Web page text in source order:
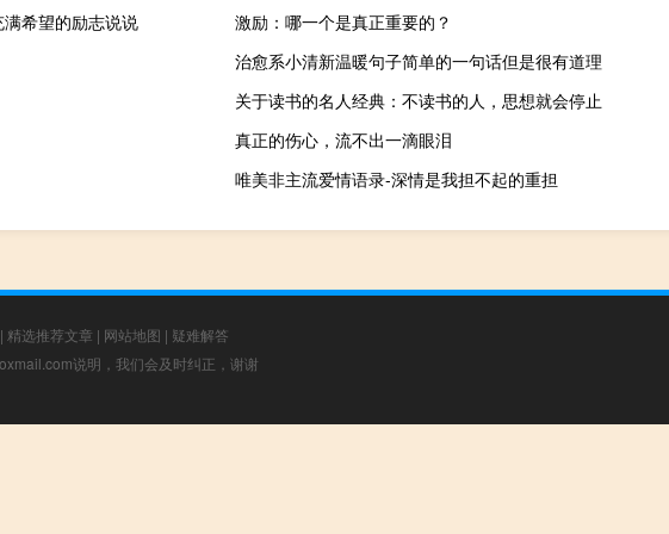
希望的励志说说
激励：哪一个是真正重要的？
治愈系小清新温暖句子简单的一句话但是很有道理
关于读书的名人经典：不读书的人，思想就会停止
真正的伤心，流不出一滴眼泪
唯美非主流爱情语录-深情是我担不起的重担
| 精选推荐文章 | 网站地图 | 疑难解答
说明，我们会及时纠正，谢谢